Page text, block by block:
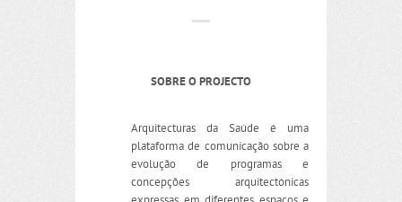
SOBRE O PROJECTO
Arquitecturas da Saúde é uma
plataforma de comunicação sobre a
evolução de programas e
concepções arquitectónicas